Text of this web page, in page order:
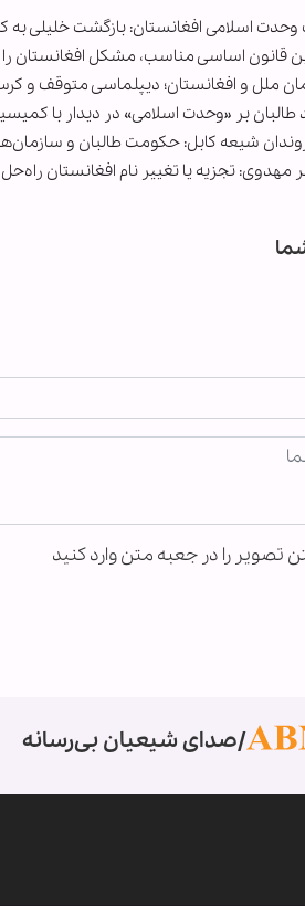
اسلامی افغانستان: بازگشت خلیلی به
قانون اساسی مناسب، مشکل افغانستان
ملل و افغانستان؛ دیپلماسی متوقف و
طالبان بر «وحدت اسلامی» در دیدار با
شیعه کابل: حکومت طالبان و
مهدوی: تجزیه یا تغییر نام افغانستان
تصویر را در جعبه متن وارد کنید
صدای شیعیان بی‌رسانه